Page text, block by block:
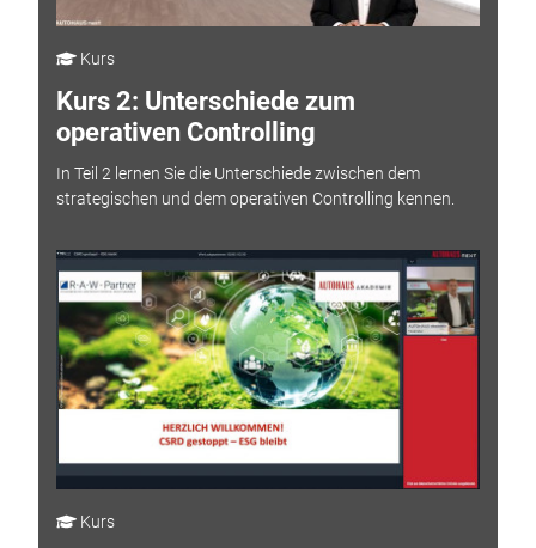
Kurs
Kurs 2: Unterschiede zum
operativen Controlling
In Teil 2 lernen Sie die Unterschiede zwischen dem
strategischen und dem operativen Controlling kennen.
Kurs